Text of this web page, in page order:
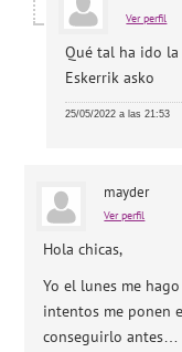
Ver perfil
Qué tal ha ido la
Eskerrik asko
25/05/2022 a las 21:53
mayder
Ver perfil
Hola chicas,
Yo el lunes me
intentos me ponen
conseguirlo antes…